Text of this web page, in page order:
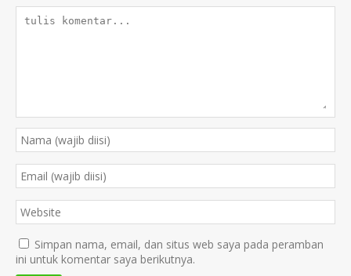
Simpan nama, email, dan situs web saya pada peramban
ini untuk komentar saya berikutnya.